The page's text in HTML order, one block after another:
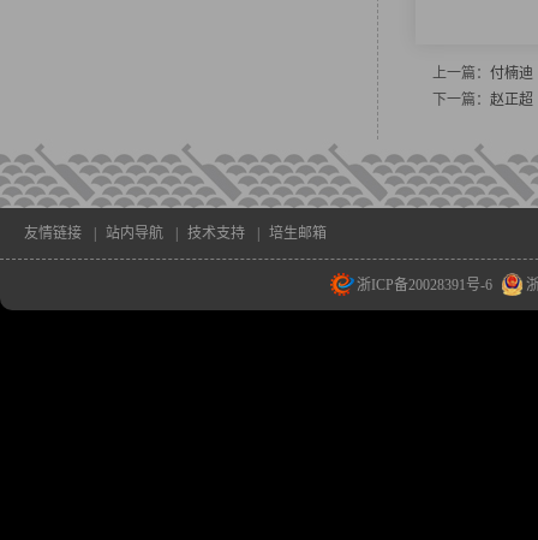
上一篇： 付楠迪
下一篇： 赵正超
友情链接 站内导航 技术支持 培生邮箱
浙ICP备20028391号-6